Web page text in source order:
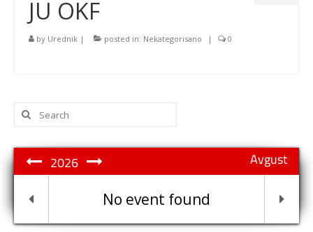
JU OKF
by Urednik | posted in: Nekategorisano | 0
Search
for:
Avgust
2026
No event found